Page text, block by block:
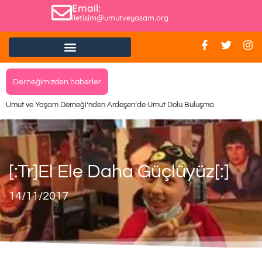
Email:
iletisim@umutveyasam.org
Derneğimizden haberler
Umut ve Yaşam Derneği’nden Ardeşen’de Umut Dolu Buluşma
[:tr]El Ele Daha Güçlüyüz[:]
14/11/2017